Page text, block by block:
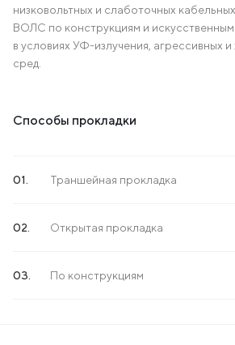
низковольтных и слаботочных
ВОЛС по конструкциям и
в условиях УФ-излучения, агрессивных
сред.
Способы прокладки
Траншейная прокладка
Открытая прокладка
По конструкциям